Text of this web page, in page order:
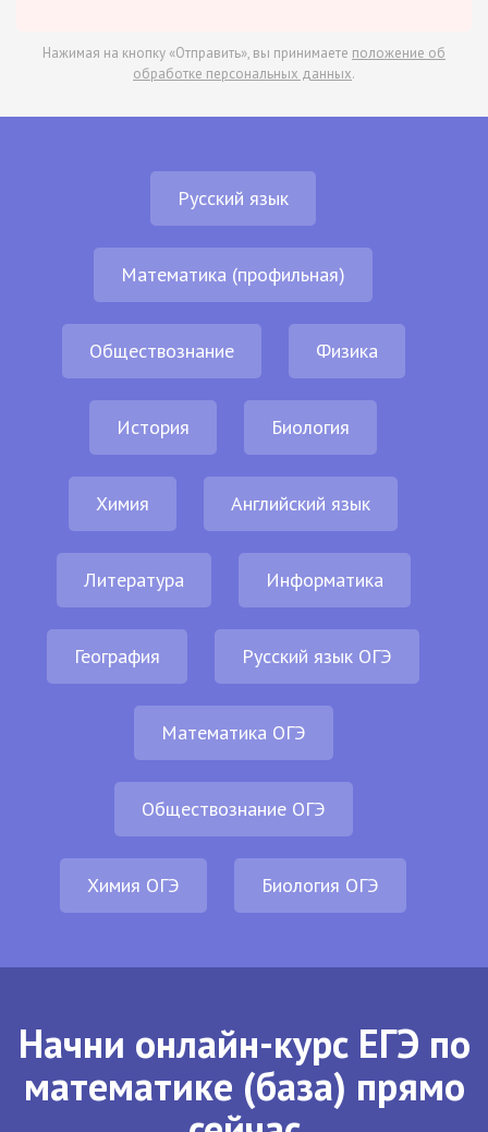
Нажимая на кнопку «Отправить», вы принимаете положение об
обработке персональных данных.
Русский язык
Математика (профильная)
Обществознание Физика
История Биология
Химия Английский язык
Литература Информатика
География Русский язык ОГЭ
Математика ОГЭ
Обществознание ОГЭ
Химия ОГЭ Биология ОГЭ
Начни онлайн-курс ЕГЭ по
математике (база) прямо